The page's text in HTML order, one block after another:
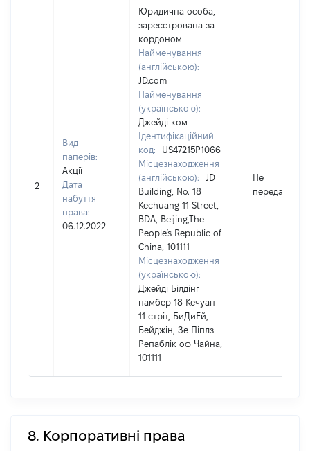
2
Вид
паперів:
Акції
Дата
набуття
права:
06.12.2022
Юридична особа,
зареєстрована за
кордоном
Найменування
(англійською):
JD.com
Найменування
(українською):
Джейді ком
Ідентифікаційний
код:
US47215P1066
Місцезнаходження
(англійською):
JD
Building, No. 18
Kechuang 11 Street,
BDA, Beijing,The
People’s Republic of
China, 101111
Місцезнаходження
(українською):
Джейді Білдінг
намбер 18 Кечуан
11 стріт, БиДиЕй,
Бейджін, Зе Піплз
Репаблік оф Чайна,
101111
Не
передано
8. Корпоративні права